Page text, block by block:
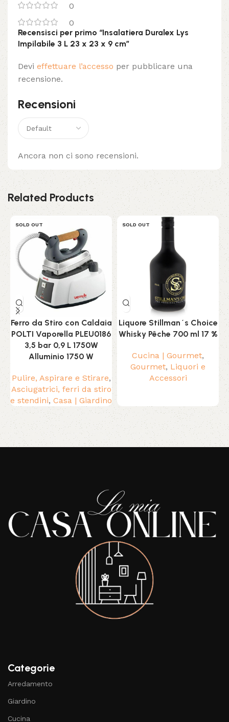
0
0
Recensioni
Ancora non ci sono recensioni.
Recensisci per primo “Insalatiera Duralex Lys
Impilabile 3 L 23 x 23 x 9 cm”
Devi effettuare l’accesso per pubblicare una
recensione.
Related Products
SOLD OUT
Ferro da Stiro con Caldaia
POLTI Vaporella PLEU0186
3,5 bar 0,9 L 1750W
Alluminio 1750 W
Pulire, Aspirare e Stirare,
Asciugatrici, ferri da stiro
e stendini, Casa | Giardino
SOLD OUT
Liquore Stillman´s Choice
Whisky Pêche 700 ml 17 %
Cucina | Gourmet,
Gourmet, Liquori e
Accessori
Read More
Categorie
Arredamento
Giardino
Cucina